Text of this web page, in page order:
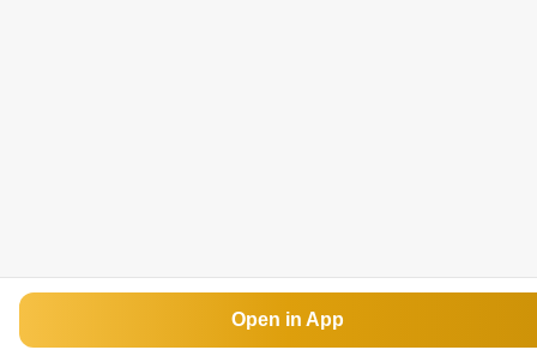
Open in App